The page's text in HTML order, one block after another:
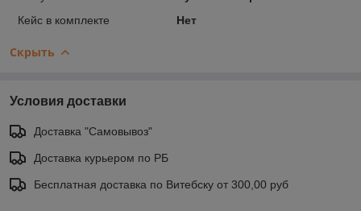
Кейс в комплекте
Нет
Скрыть
Условия доставки
Доставка "Самовывоз"
Доставка курьером по РБ
Бесплатная доставка по Витебску от 300,00 руб